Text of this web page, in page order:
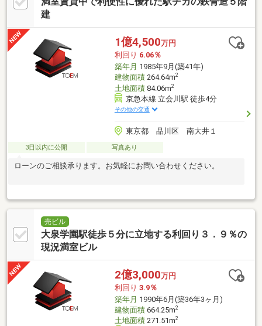
約８分）■東神田郵便局…約２９０ｍ（徒歩約４分）
建
1億4,500万円
利回り 6.06％
築年月 1985年9月(築41年)
建物面積264.64m2
土地面積84.06m2
京急本線 立会川駅 徒歩4分
その他の交通
東京都 品川区 南大井１
3日以内に公開 写真あり
ローンのご相談承ります。お気軽にお問い合わせください。
売ビル
大泉学園駅徒歩５分に立地する利回り３．９％の
現況満室ビル
2億3,000万円
利回り 3.9％
築年月 1990年6月(築36年3ヶ月)
建物面積664.25m2
土地面積271.51m2